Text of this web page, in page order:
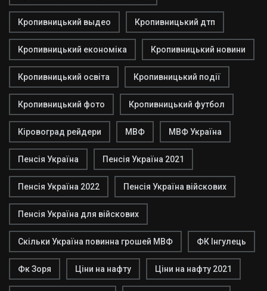
Кропивницький выдео Кропивницький дтп
Кропивницький економіка Кропивницький новини
Кропивницький освіта Кропивницький події
Кропивницький фото Кропивницький футбол
Кіровоград рейдери МВФ МВФ Україна
Пенсія Україна Пенсія Україна 2021
Пенсія Україна 2022 Пенсія Україна війскових
Пенсія Україна для війскових
Скільки Україна повинна грошей МВФ ФК Інгулець
Фк Зоря Ціни на нафту Ціни на нафту 2021